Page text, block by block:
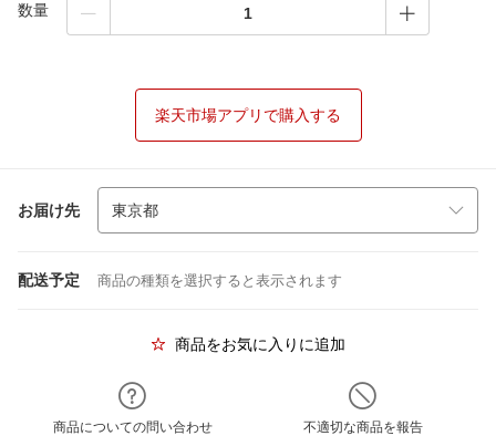
数量
楽天市場アプリで購入する
お届け先
配送予定 商品の種類を選択すると表示されます
商品をお気に入りに追加
商品についての問い合わせ 不適切な商品を報告